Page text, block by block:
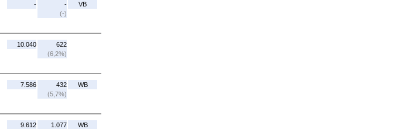
-
-
(-)
VB
10.040
622
(6,2%)
7.586
432
(5,7%)
WB
9.612
1.077
WB